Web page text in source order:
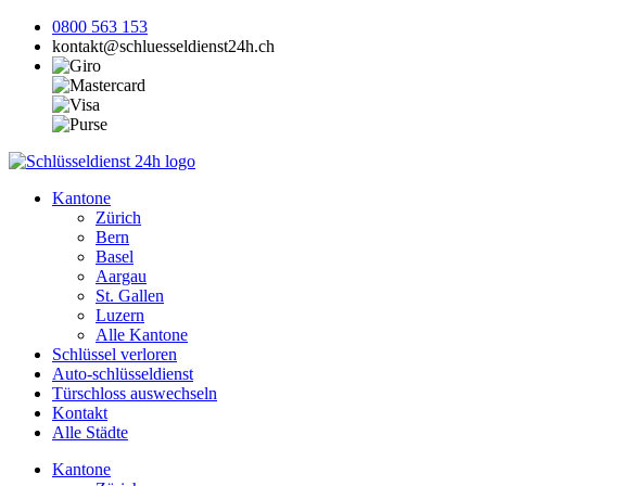
0800 563 153
kontakt@schluesseldienst24h.ch
Kantone
Zürich
Bern
Basel
Aargau
St. Gallen
Luzern
Alle Kantone
Schlüssel verloren
Auto-schlüsseldienst
Türschloss auswechseln
Kontakt
Alle Städte
Kantone